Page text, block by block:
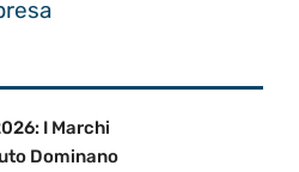
I Marchi
Dominano